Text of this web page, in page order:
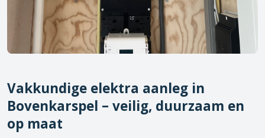
Vakkundige elektra aanleg in
Bovenkarspel – veilig, duurzaam en
op maat